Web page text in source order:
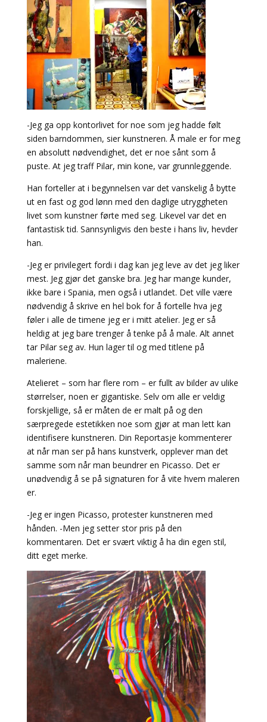
-Jeg ga opp kontorlivet for noe som jeg hadde følt
siden barndommen, sier kunstneren. Å male er for meg
en absolutt nødvendighet, det er noe sånt som å
puste. At jeg traff Pilar, min kone, var grunnleggende.
Han forteller at i begynnelsen var det vanskelig å bytte
ut en fast og god lønn med den daglige utryggheten
livet som kunstner førte med seg. Likevel var det en
fantastisk tid. Sannsynligvis den beste i hans liv, hevder
han.
-Jeg er privilegert fordi i dag kan jeg leve av det jeg liker
mest. Jeg gjør det ganske bra. Jeg har mange kunder,
ikke bare i Spania, men også i utlandet. Det ville være
nødvendig å skrive en hel bok for å fortelle hva jeg
føler i alle de timene jeg er i mitt atelier. Jeg er så
heldig at jeg bare trenger å tenke på å male. Alt annet
tar Pilar seg av. Hun lager til og med titlene på
maleriene.
Atelieret – som har flere rom – er fullt av bilder av ulike
størrelser, noen er gigantiske. Selv om alle er veldig
forskjellige, så er måten de er malt på og den
særpregede estetikken noe som gjør at man lett kan
identifisere kunstneren. Din Reportasje kommenterer
at når man ser på hans kunstverk, opplever man det
samme som når man beundrer en Picasso. Det er
unødvendig å se på signaturen for å vite hvem maleren
er.
-Jeg er ingen Picasso, protester kunstneren med
hånden. -Men jeg setter stor pris på den
kommentaren. Det er svært viktig å ha din egen stil,
ditt eget merke.